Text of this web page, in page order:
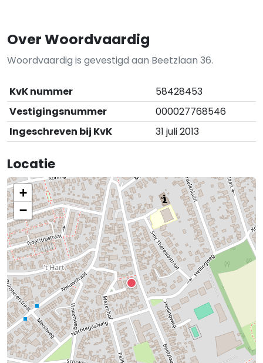
Over Woordvaardig
Woordvaardig is gevestigd aan Beetzlaan 36.
KvK nummer
58428453
Vestigingsnummer
000027768546
Ingeschreven bij KvK
31 juli 2013
Locatie
+
−